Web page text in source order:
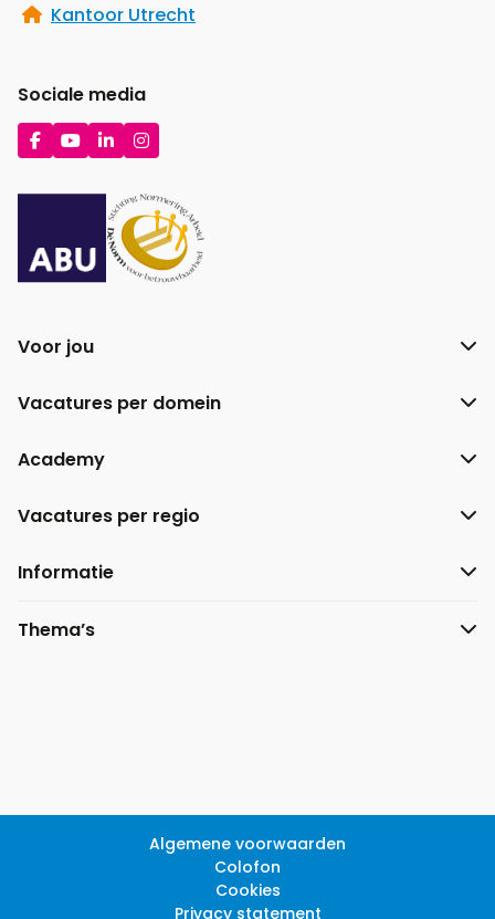
Kantoor Utrecht
Sociale media
Ga
naar
Facebook
Ga
naar
YouTube
Ga
naar
LinkedIn
Ga
naar
Instagram
Voor jou
Vacatures per domein
Academy
Vacatures per regio
Informatie
Thema’s
Algemene voorwaarden
Colofon
Cookies
Privacy statement